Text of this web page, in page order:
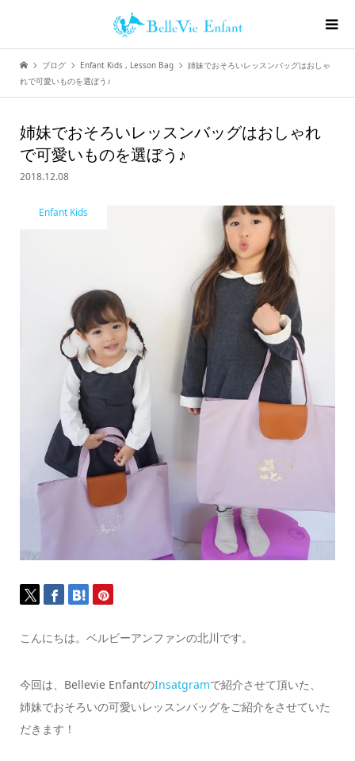
ブログ Enfant Kids , Lesson Bag
姉妹でおそろいレッスンバッグはおしゃ
れで可愛いものを選ぼう♪
姉妹でおそろいレッスンバッグはおしゃれ
で可愛いものを選ぼう♪
2018.12.08
Enfant Kids
こんにちは。ベルビーアンファンの北川です。
今回は、Bellevie EnfantのInsatgramで紹介させて頂いた、
姉妹でおそろいの可愛いレッスンバッグをご紹介をさせていた
だきます！